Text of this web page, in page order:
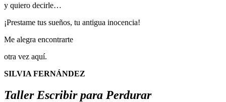
y quiero decirle…
¡Prestame tus sueños, tu antigua inocencia!
Me alegra encontrarte
otra vez aquí.
SILVIA FERNÁNDEZ
Taller Escribir para Perdurar